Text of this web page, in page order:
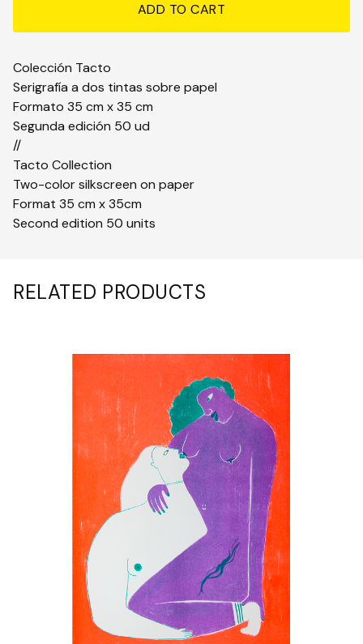
ADD TO CART
Colección Tacto
Serigrafía a dos tintas sobre papel
Formato 35 cm x 35 cm
Segunda edición 50 ud
//
Tacto Collection
Two-color silkscreen on paper
Format 35 cm x 35cm
Second edition 50 units
RELATED PRODUCTS